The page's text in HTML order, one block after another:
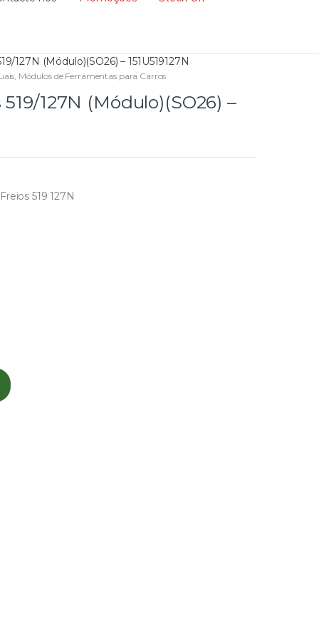
127N (Módulo)(SO26) – 151U519127N
Módulos de Ferramentas para Carros
127N (Módulo)(SO26) –
519 127N